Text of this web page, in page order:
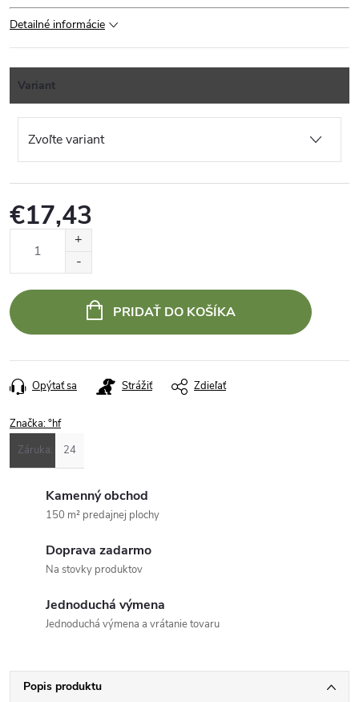
Detailné informácie
Variant
€17,43
PRIDAŤ DO KOŠÍKA
Opýtať sa Strážiť Zdieľať
Značka:°hf
Záruka: 24
Kamenný obchod
150 m² predajnej plochy
Doprava zadarmo
Na stovky produktov
Jednoduchá výmena
Jednoduchá výmena a vrátanie tovaru
Popis produktu